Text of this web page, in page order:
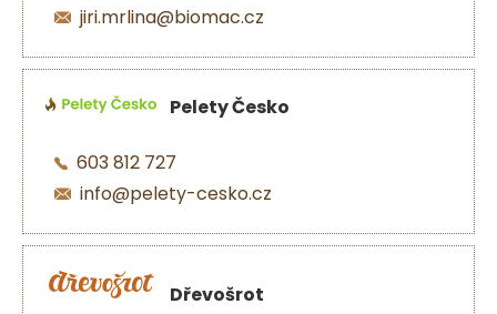
jiri.mrlina@biomac.cz
Pelety Česko
603 812 727
info@pelety-cesko.cz
Dřevošrot